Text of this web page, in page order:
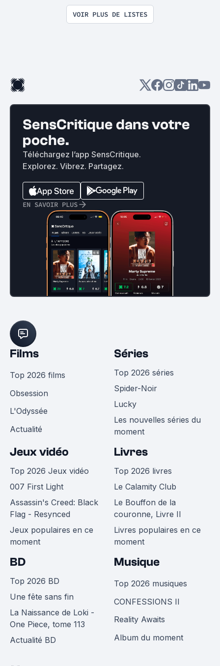
VOIR PLUS DE LISTES
SensCritique dans votre
poche.
Téléchargez l’app SensCritique.
Explorez. Vibrez. Partagez.
EN SAVOIR PLUS
Films
Top 2026 films
Obsession
L'Odyssée
Actualité
Séries
Top 2026 séries
Spider-Noir
Lucky
Les nouvelles séries du
moment
Jeux vidéo
Top 2026 Jeux vidéo
007 First Light
Assassin's Creed: Black
Flag - Resynced
Jeux populaires en ce
moment
Livres
Top 2026 livres
Le Calamity Club
Le Bouffon de la
couronne, Livre II
Livres populaires en ce
moment
BD
Top 2026 BD
Une fête sans fin
La Naissance de Loki -
One Piece, tome 113
Actualité BD
Musique
Top 2026 musiques
CONFESSIONS II
Reality Awaits
Album du moment